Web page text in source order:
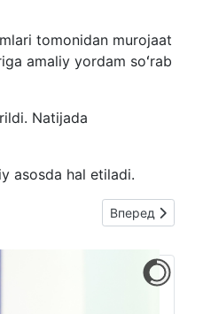
tomonidan murojaat
amaliy yordam soʻrab
Natijada
asosda hal etiladi.
Следующий:
Вперед